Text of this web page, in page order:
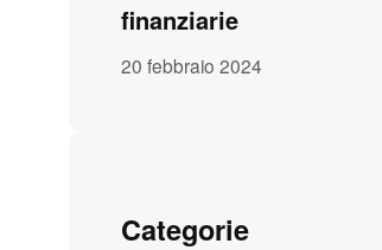
finanziarie
20 febbraio 2024
Categorie